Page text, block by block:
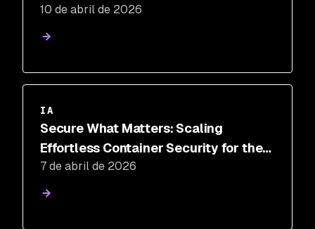
Control
10 de abril de 2026
IA
Secure What Matters: Scaling
Effortless Container Security for the
AI Era
7 de abril de 2026